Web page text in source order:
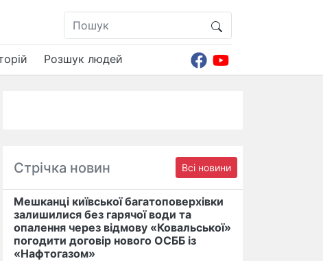
Розшук людей
Стрічка новин Всі новини
Мешканці київської багатоповерхівки
залишилися без гарячої води та
опалення через відмову «Ковальської»
погодити договір нового ОСББ із
«Нафтогазом»